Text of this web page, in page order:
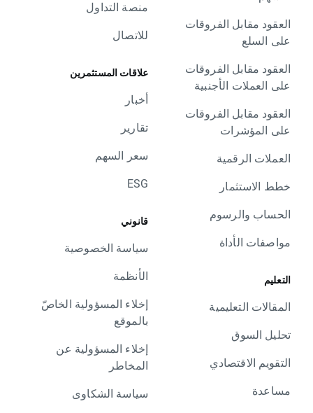
العقود مقابل الفروقات
على السلع
العقود مقابل الفروقات
على العملات الأجنبية
العقود مقابل الفروقات
على المؤشرات
العملات الرقمية
خطط الاستثمار
الحساب والرسوم
مواصفات الأداة
التعليم
المقالات التعليمية
تحليل السوق
التقويم الاقتصادي
مساعدة
منصة التداول
للاتصال
علاقات المستثمرين
أخبار
تقارير
سعر السهم
ESG
قانوني
سياسة الخصوصية
الأنظمة
إخلاء المسؤولية الخاصّ
بالموقع
إخلاء المسؤولية عن
المخاطر
سياسة الشكاوى